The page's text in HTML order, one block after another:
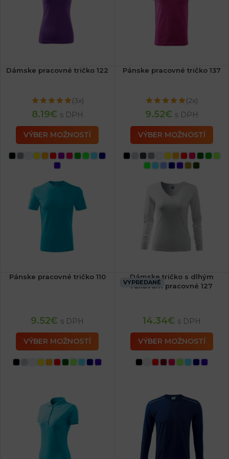
Dámske pracovné tričko 122
(3x)
8.19€ s DPH
VÝBER MOŽNOSTÍ
Pánske pracovné tričko 137
(2x)
9.52€ s DPH
VÝBER MOŽNOSTÍ
Pánske pracovné tričko 110
9.52€ s DPH
VÝBER MOŽNOSTÍ
Dámske tričko s dlhým
rukávom pracovné 127
14.34€ s DPH
VÝBER MOŽNOSTÍ
VYPREDANÉ